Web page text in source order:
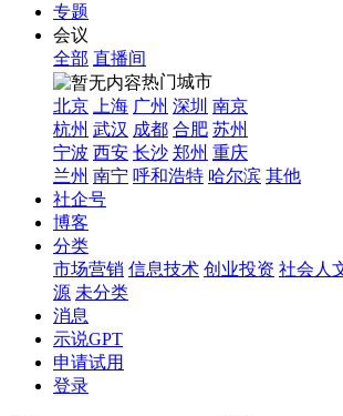
专题
会议
全部 直播间
热门城市
北京
上海 广州 深圳 南京
杭州 武汉 成都 合肥 苏州
宁波 西安 长沙 郑州 重庆
兰州 南宁 呼和浩特 哈尔滨 其他
社企号
博客
分类
市场营销 信息技术 创业投资 社会人
源 未分类
消息
示说GPT
申请试用
登录